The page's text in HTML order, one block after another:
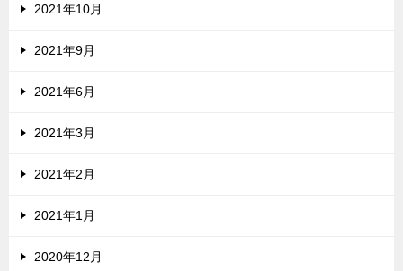
2021年10月
2021年9月
2021年6月
2021年3月
2021年2月
2021年1月
2020年12月